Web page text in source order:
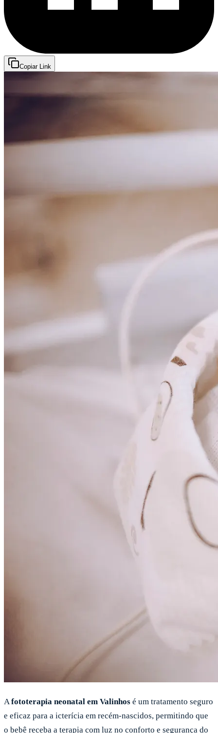
Copiar Link
Afototerapia neonatal em Valinhos é um tratamento seguro
e eficaz para a icterícia em recém-nascidos, permitindo que
o bebê receba a terapia com luz no conforto e segurança do